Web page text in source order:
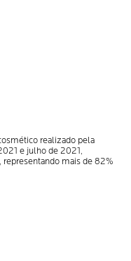
realizado pela
e julho de 2021,
mais de 82%